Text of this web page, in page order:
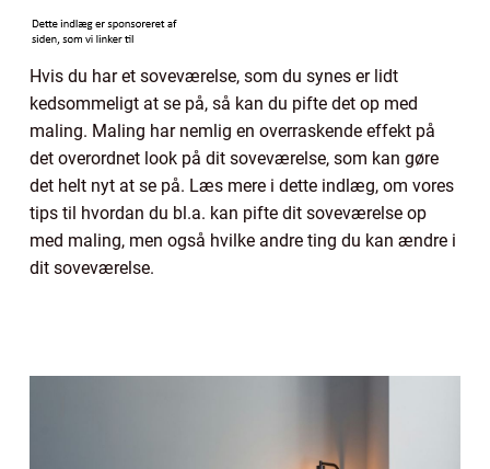
Hvis du har et soveværelse, som du synes er lidt
kedsommeligt at se på, så kan du pifte det op med
maling. Maling har nemlig en overraskende effekt på
det overordnet look på dit soveværelse, som kan gøre
det helt nyt at se på. Læs mere i dette indlæg, om vores
tips til hvordan du bl.a. kan pifte dit soveværelse op
med maling, men også hvilke andre ting du kan ændre i
dit soveværelse.